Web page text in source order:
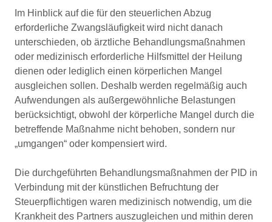
Im Hinblick auf die für den steuerlichen Abzug
erforderliche Zwangsläufigkeit wird nicht danach
unterschieden, ob ärztliche Behandlungsmaßnahmen
oder medizinisch erforderliche Hilfsmittel der Heilung
dienen oder lediglich einen körperlichen Mangel
ausgleichen sollen. Deshalb werden regelmäßig auch
Aufwendungen als außergewöhnliche Belastungen
berücksichtigt, obwohl der körperliche Mangel durch die
betreffende Maßnahme nicht behoben, sondern nur
„umgangen“ oder kompensiert wird.
Die durchgeführten Behandlungsmaßnahmen der PID in
Verbindung mit der künstlichen Befruchtung der
Steuerpflichtigen waren medizinisch notwendig, um die
Krankheit des Partners auszugleichen und mithin deren